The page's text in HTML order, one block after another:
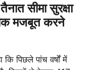
सीमा सुरक्षा
मजबूत करने
पिछले पांच वर्षों में